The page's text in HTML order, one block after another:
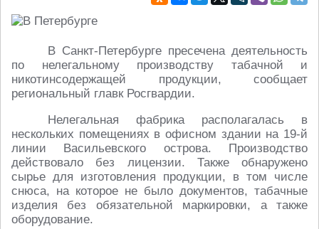
В Санкт-Петербурге пресечена деятельность
по нелегальному производству табачной и
никотинсодержащей продукции, сообщает
региональный главк Росгвардии.
Нелегальная фабрика располагалась в
нескольких помещениях в офисном здании на 19-й
линии Васильевского острова. Производство
действовало без лицензии. Также обнаружено
сырье для изготовления продукции, в том числе
снюса, на которое не было документов, табачные
изделия без обязательной маркировки, а также
оборудование.